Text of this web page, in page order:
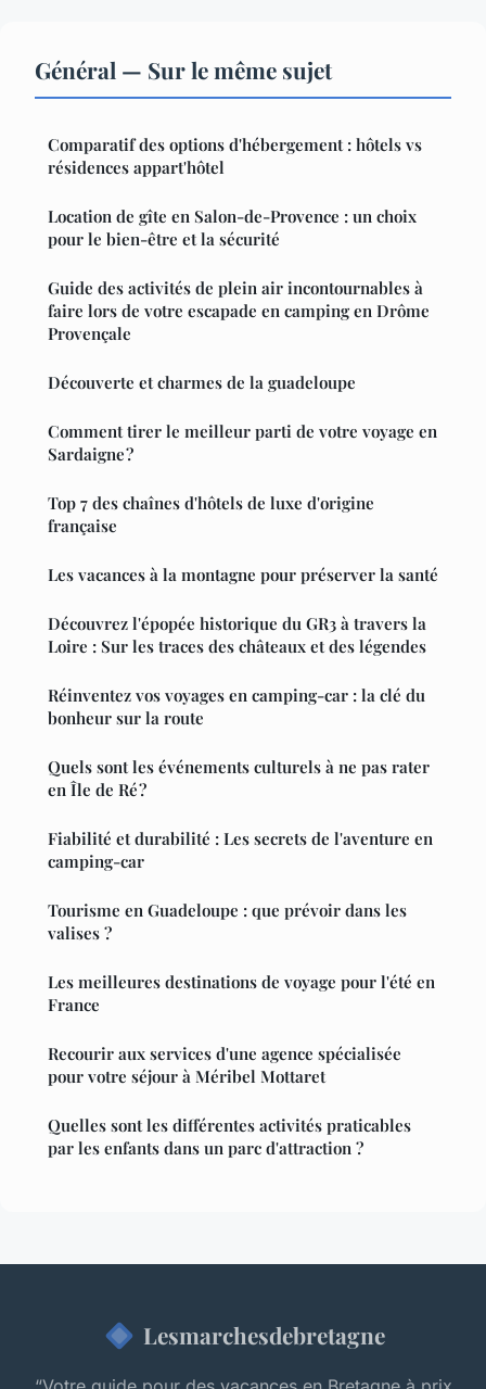
Général — Sur le même sujet
Comparatif des options d'hébergement : hôtels vs
résidences appart'hôtel
Location de gîte en Salon-de-Provence : un choix
pour le bien-être et la sécurité
Guide des activités de plein air incontournables à
faire lors de votre escapade en camping en Drôme
Provençale
Découverte et charmes de la guadeloupe
Comment tirer le meilleur parti de votre voyage en
Sardaigne ?
Top 7 des chaînes d'hôtels de luxe d'origine
française
Les vacances à la montagne pour préserver la santé
Découvrez l'épopée historique du GR3 à travers la
Loire : Sur les traces des châteaux et des légendes
Réinventez vos voyages en camping-car : la clé du
bonheur sur la route
Quels sont les événements culturels à ne pas rater
en Île de Ré ?
Fiabilité et durabilité : Les secrets de l'aventure en
camping-car
Tourisme en Guadeloupe : que prévoir dans les
valises ?
Les meilleures destinations de voyage pour l'été en
France
Recourir aux services d'une agence spécialisée
pour votre séjour à Méribel Mottaret
Quelles sont les différentes activités praticables
par les enfants dans un parc d'attraction ?
Lesmarchesdebretagne